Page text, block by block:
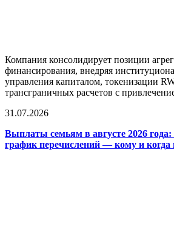
Компания консолидирует позиции
финансирования, внедряя
управления капиталом, токенизации
трансграничных расчетов с
31.07.2026
Выплаты семьям в августе 2026
график перечислений — кому и когда